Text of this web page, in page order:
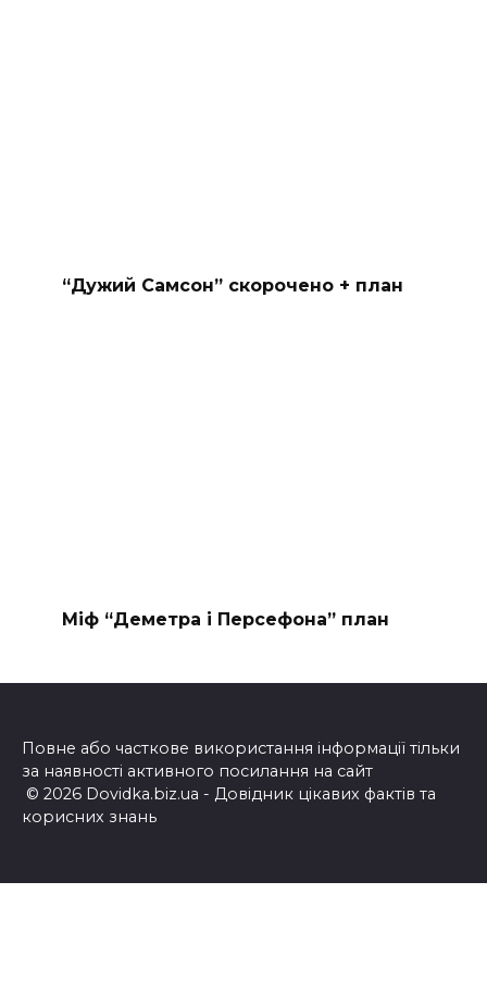
“Дужий Самсон” скорочено + план
Міф “Деметра і Персефона” план
Повне або часткове використання інформації тільки
за наявності активного посилання на сайт
© 2026 Dovidka.biz.ua - Довідник цікавих фактів та
корисних знань